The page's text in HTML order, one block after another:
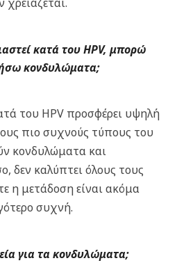
κατά του HPV, μπορώ
κονδυλώματα;
του HPV προσφέρει υψηλή
πιο συχνούς τύπους του
κονδυλώματα και
δεν καλύπτει όλους τους
η μετάδοση είναι ακόμα
συχνή.
για τα κονδυλώματα;